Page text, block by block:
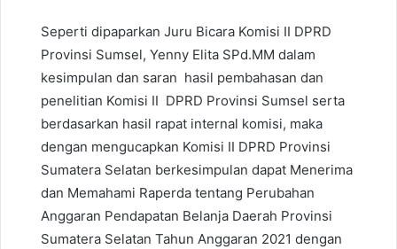
Seperti dipaparkan Juru Bicara Komisi II DPRD
Provinsi Sumsel, Yenny Elita SPd.MM dalam
kesimpulan dan saran hasil pembahasan dan
penelitian Komisi II DPRD Provinsi Sumsel serta
berdasarkan hasil rapat internal komisi, maka
dengan mengucapkan Komisi II DPRD Provinsi
Sumatera Selatan berkesimpulan dapat Menerima
dan Memahami Raperda tentang Perubahan
Anggaran Pendapatan Belanja Daerah Provinsi
Sumatera Selatan Tahun Anggaran 2021 dengan